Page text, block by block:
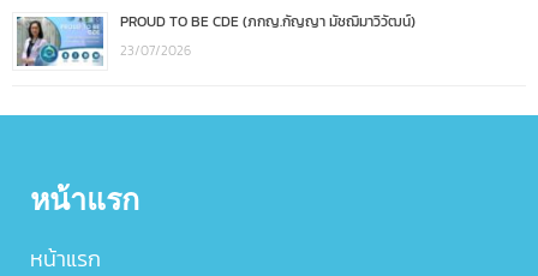
PROUD TO BE CDE (ภกญ.กัญญา มัชฌิมาวิวัฒน์)
23/07/2026
หน้าแรก
หน้าแรก